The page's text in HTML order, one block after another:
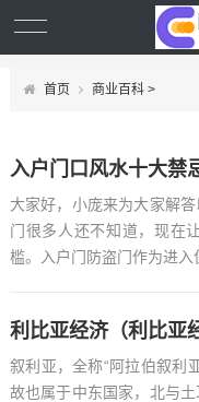
首页 商业百科>
入户门口风水十大禁
大家好，小庞来为大家解
门很多人还不知道，现在
槛。入户门防盗门作为进
利比亚经济（利比亚
叙利亚，全称“阿拉伯叙利
故也属于中东国家，北与